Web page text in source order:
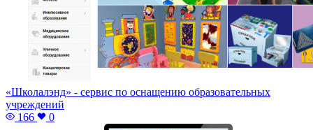
«Школалэнд» - сервис по оснащению образовательных
учреждений
166
0